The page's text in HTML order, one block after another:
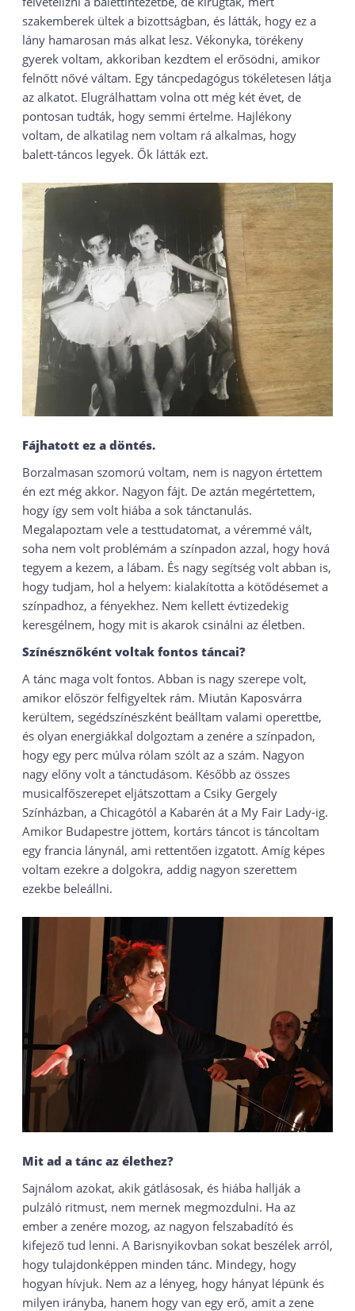
szakemberek ültek a bizottságban, és látták, hogy ez a
lány hamarosan más alkat lesz. Vékonyka, törékeny
gyerek voltam, akkoriban kezdtem el erősödni, amikor
felnőtt nővé váltam. Egy táncpedagógus tökéletesen látja
az alkatot. Elugrálhattam volna ott még két évet, de
pontosan tudták, hogy semmi értelme. Hajlékony
voltam, de alkatilag nem voltam rá alkalmas, hogy
balett-táncos legyek. Ők látták ezt.
Fájhatott ez a döntés.
Borzalmasan szomorú voltam, nem is nagyon értettem
én ezt még akkor. Nagyon fájt. De aztán megértettem,
hogy így sem volt hiába a sok tánctanulás.
Megalapoztam vele a testtudatomat, a véremmé vált,
soha nem volt problémám a színpadon azzal, hogy hová
tegyem a kezem, a lábam. És nagy segítség volt abban is,
hogy tudjam, hol a helyem: kialakította a kötődésemet a
színpadhoz, a fényekhez. Nem kellett évtizedekig
keresgélnem, hogy mit is akarok csinálni az életben.
Színésznőként voltak fontos táncai?
A tánc maga volt fontos. Abban is nagy szerepe volt,
amikor először felfigyeltek rám. Miután Kaposvárra
kerültem, segédszínészként beálltam valami operettbe,
és olyan energiákkal dolgoztam a zenére a színpadon,
hogy egy perc múlva rólam szólt az a szám. Nagyon
nagy előny volt a tánctudásom. Később az összes
musicalfőszerepet eljátszottam a Csiky Gergely
Színházban, a Chicagótól a Kabarén át a My Fair Lady-ig.
Amikor Budapestre jöttem, kortárs táncot is táncoltam
egy francia lánynál, ami rettentően izgatott. Amíg képes
voltam ezekre a dolgokra, addig nagyon szerettem
ezekbe beleállni.
Mit ad a tánc az élethez?
Sajnálom azokat, akik gátlásosak, és hiába hallják a
pulzáló ritmust, nem mernek megmozdulni. Ha az
ember a zenére mozog, az nagyon felszabadító és
kifejező tud lenni. A Barisnyikovban sokat beszélek arról,
hogy tulajdonképpen minden tánc. Mindegy, hogy
hogyan hívjuk. Nem az a lényeg, hogy hányat lépünk és
milyen irányba, hanem hogy van egy erő, amit a zene